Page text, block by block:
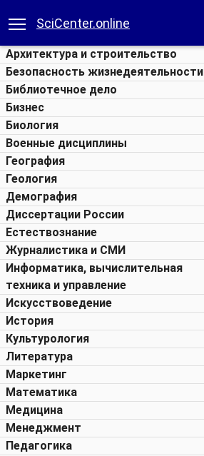
SciCenter.online
Архитектура и строительство
Безопасность жизнедеятельности
Библиотечное дело
Бизнес
Биология
Военные дисциплины
География
Геология
Демография
Диссертации России
Естествознание
Журналистика и СМИ
Информатика, вычислительная
техника и управление
Искусствоведение
История
Культурология
Литература
Маркетинг
Математика
Медицина
Менеджмент
Педагогика